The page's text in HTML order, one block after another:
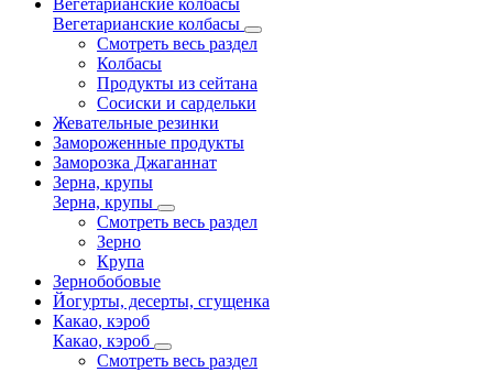
Вегетарианские колбасы
Вегетарианские колбасы
Смотреть весь раздел
Колбасы
Продукты из сейтана
Сосиски и сардельки
Жевательные резинки
Замороженные продукты
Заморозка Джаганнат
Зерна, крупы
Зерна, крупы
Смотреть весь раздел
Зерно
Крупа
Зернобобовые
Йогурты, десерты, сгущенка
Какао, кэроб
Какао, кэроб
Смотреть весь раздел